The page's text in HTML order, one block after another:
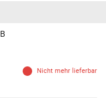
Nicht mehr lieferbar